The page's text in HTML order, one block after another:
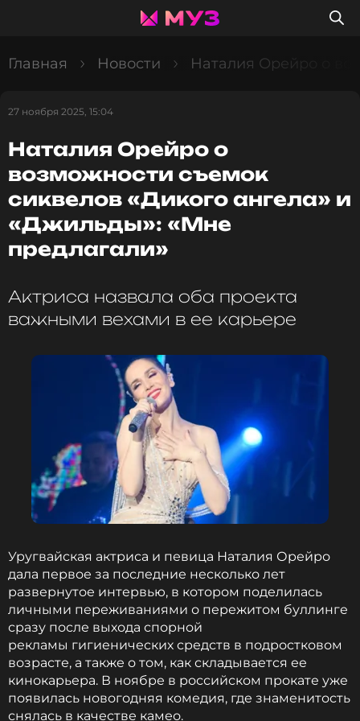
Главная Новости Наталия Орейро о
27 ноября 2025, 15:04
Наталия Орейро о
возможности съемок
сиквелов «Дикого ангела» и
«Джильды»: «Мне
предлагали»
Актриса назвала оба проекта
важными вехами в ее карьере
Уругвайская актриса и певица Наталия Орейро
дала первое за последние несколько лет
развернутое интервью, в котором поделилась
личными переживаниями о пережитом буллинге
сразу после выхода спорной
рекламы гигиенических средств в подростковом
возрасте, а также о том, как складывается ее
кинокарьера. В ноябре в российском прокате уже
появилась новогодняя комедия, где знаменитость
снялась в качестве камео.